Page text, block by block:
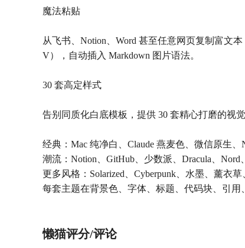
魔法粘贴
从飞书、Notion、Word 甚至任意网页复制富文
V），自动插入 Markdown 图片语法。
30 套高定样式
告别同质化白底模板，提供 30 套精心打磨的视觉
经典：Mac 纯净白、Claude 燕麦色、微信原生
潮流：Notion、GitHub、少数派、Dracula、
更多风格：Solarized、Cyberpunk、水墨、薰衣
每套主题在背景色、字体、标题、代码块、引
懒猫评分/评论